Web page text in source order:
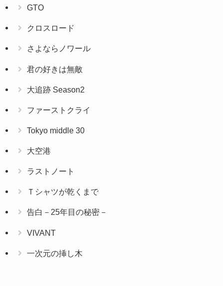
GTO
クロスロード
さよならノワール
君の好きは無敵
大追跡 Season2
ファーストクライ
Tokyo middle 30
大空港
ラストノート
Ｔシャツが乾くまで
告白－25年目の秘密－
VIVANT
一次元の挿し木